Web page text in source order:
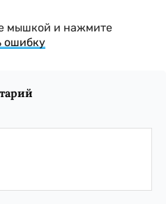
мышкой и нажмите
ошибку